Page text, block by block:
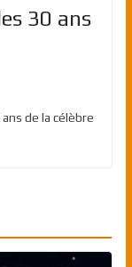
30 ans
de la célèbre